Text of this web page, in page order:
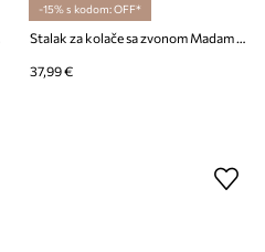
-15% s kodom: OFF*
37,99 €